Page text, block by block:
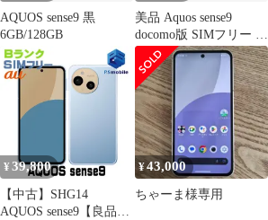
AQUOS sense9 黒
6GB/128GB
美品 Aquos sense9
docomo版 SIMフリー ホ
ワイト
¥ 39,800
【中古】SHG14
AQUOS sense9【良品中
¥43,000
ちゃーま様専用